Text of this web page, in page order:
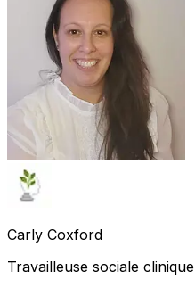
Carly Coxford
Travailleuse sociale clinique